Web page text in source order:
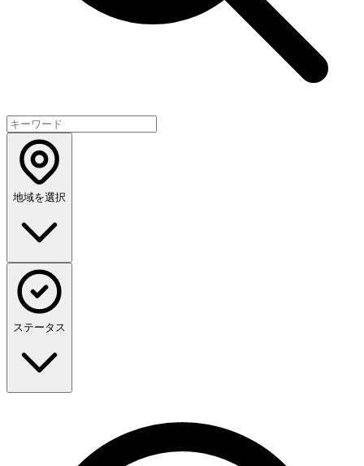
地域を選択
ステータス